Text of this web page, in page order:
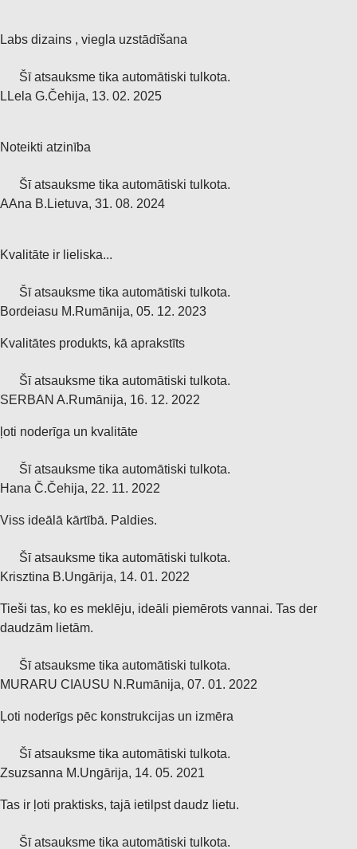
Labs dizains , viegla uzstādīšana
Šī atsauksme tika automātiski tulkota.
L Lela G.Čehija, 13. 02. 2025
Noteikti atzinība
Šī atsauksme tika automātiski tulkota.
AAna B. Lietuva, 31. 08. 2024
Kvalitāte ir lieliska...
Šī atsauksme tika automātiski tulkota.
Bordeiasu M.Rumānija, 05. 12. 2023
Kvalitātes produkts, kā aprakstīts
Šī atsauksme tika automātiski tulkota.
SERBAN A.Rumānija, 16. 12. 2022
ļoti noderīga un kvalitāte
Šī atsauksme tika automātiski tulkota.
Hana Č.Čehija, 22. 11. 2022
Viss ideālā kārtībā. Paldies.
Šī atsauksme tika automātiski tulkota.
Krisztina B.Ungārija, 14. 01. 2022
Tieši tas, ko es meklēju, ideāli piemērots vannai. Tas der
daudzām lietām.
Šī atsauksme tika automātiski tulkota.
MURARU CIAUSU N.Rumānija, 07. 01. 2022
Ļoti noderīgs pēc konstrukcijas un izmēra
Šī atsauksme tika automātiski tulkota.
Zsuzsanna M.Ungārija, 14. 05. 2021
Tas ir ļoti praktisks, tajā ietilpst daudz lietu.
Šī atsauksme tika automātiski tulkota.